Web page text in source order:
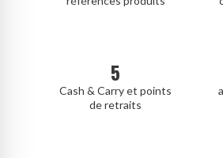
5
Cash & Carry et points
de retraits